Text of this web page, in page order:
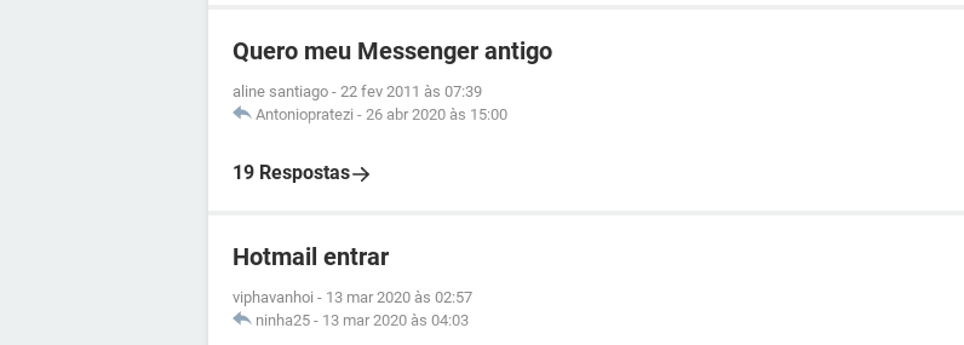
Quero meu Messenger antigo
aline santiago - 22 fev 2011 às 07:39
Antoniopratezi - 26 abr 2020 às 15:00
19 Respostas
Hotmail entrar
viphavanhoi - 13 mar 2020 às 02:57
ninha25 - 13 mar 2020 às 04:03